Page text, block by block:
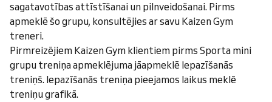
sagatavotības attīstīšanai un pilnveidošanai. Pirms
apmeklē šo grupu, konsultējies ar savu Kaizen Gym
treneri.
Pirmreizējiem Kaizen Gym klientiem pirms Sporta mini
grupu treniņa apmeklējuma jāapmeklē Iepazīšanās
treniņš. Iepazīšanās treniņa pieejamos laikus meklē
treniņu grafikā.